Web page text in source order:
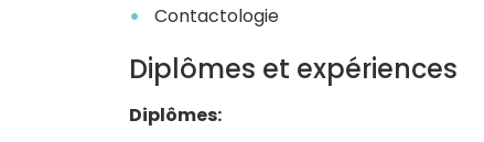
Contactologie
Diplômes et expériences
Diplômes: